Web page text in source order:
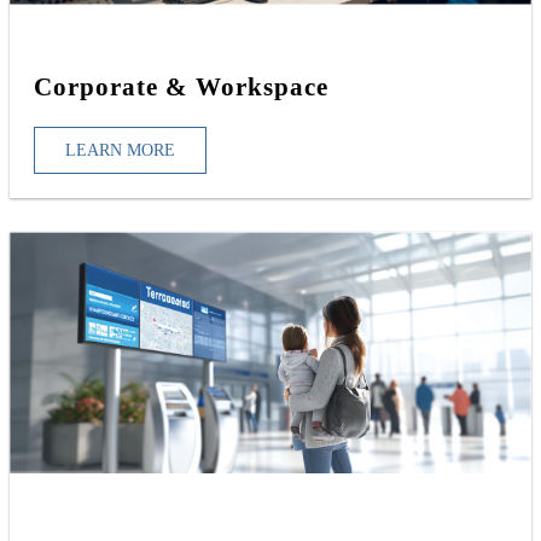
Corporate & Workspace
LEARN MORE